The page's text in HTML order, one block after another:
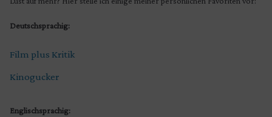
Deutschsprachig:
Film plus Kritik
Kinogucker
Englischsprachig: